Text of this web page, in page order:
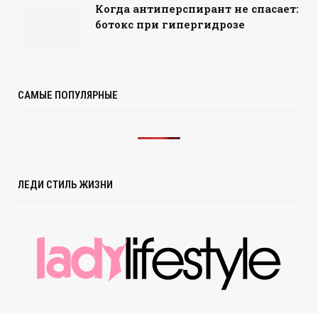
Когда антиперспирант не спасает:
ботокс при гипергидрозе
САМЫЕ ПОПУЛЯРНЫЕ
ЛЕДИ СТИЛЬ ЖИЗНИ